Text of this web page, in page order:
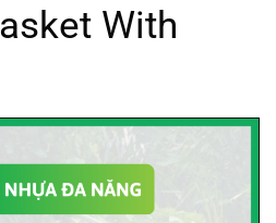
With